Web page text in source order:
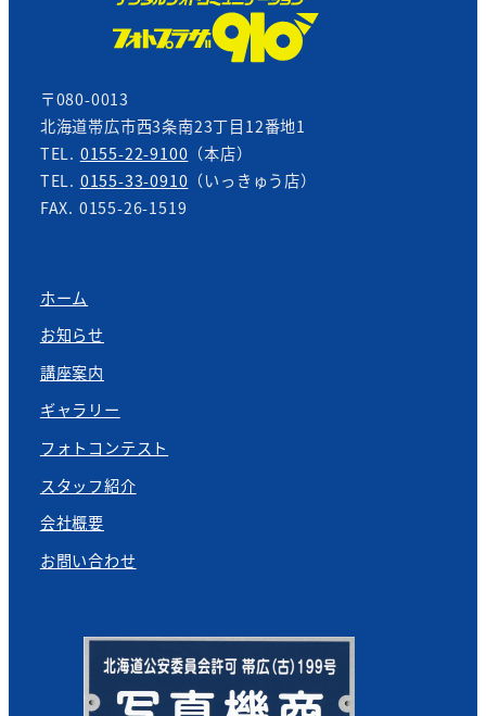
〒080-0013
北海道帯広市西3条南23丁目12番地1
TEL. 0155-22-9100 （本店）
TEL. 0155-33-0910 （いっきゅう店）
FAX. 0155-26-1519
ホーム
お知らせ
講座案内
ギャラリー
フォトコンテスト
スタッフ紹介
会社概要
お問い合わせ